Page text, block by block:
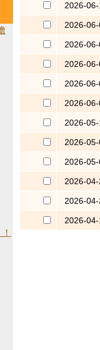
2026-06-
2026-
2026-
2026-
2026-
2026-
2026-
2026-
2026-
2026-
2026-
2026-